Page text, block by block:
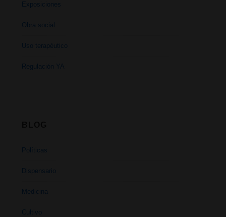
Exposiciones
Obra social
Uso terapéutico
Regulación YA
Políticas
Dispensario
Medicina
Cultivo